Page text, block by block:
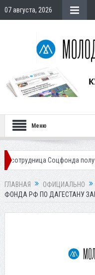
07 августа, 2026
Меню
Соцфонда получила срок
ГЛАВНАЯ ОФИЦИАЛЬНО
ФОНДА РФ ПО ДАГЕСТАНУ